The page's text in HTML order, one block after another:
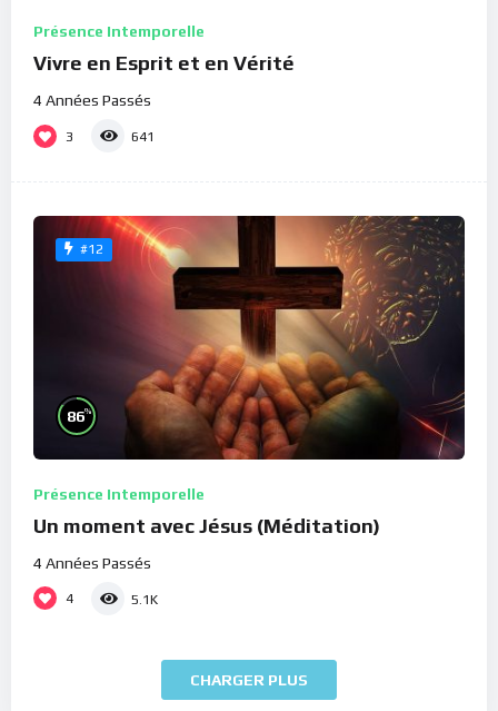
Présence Intemporelle
Vivre en Esprit et en Vérité
4 Années Passés
3 641
#12
86%
Présence Intemporelle
Un moment avec Jésus (Méditation)
4 Années Passés
4 5.1K
CHARGER PLUS